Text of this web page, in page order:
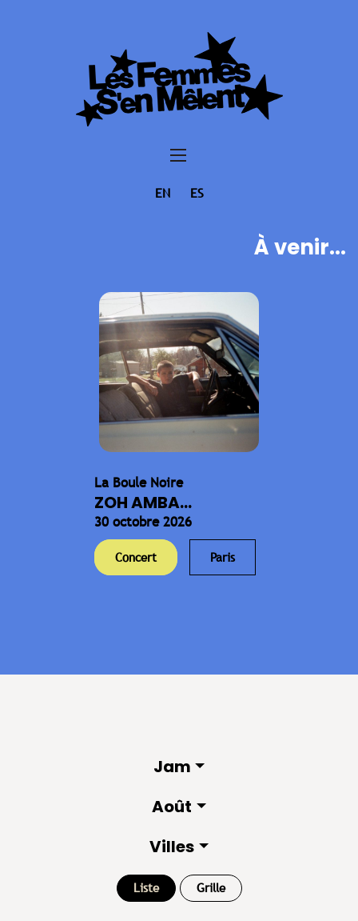
EN ES
À venir...
La Boule Noire
ZOH AMBA...
30 octobre 2026
Concert Paris
Jam
Août
Villes
Liste Grille